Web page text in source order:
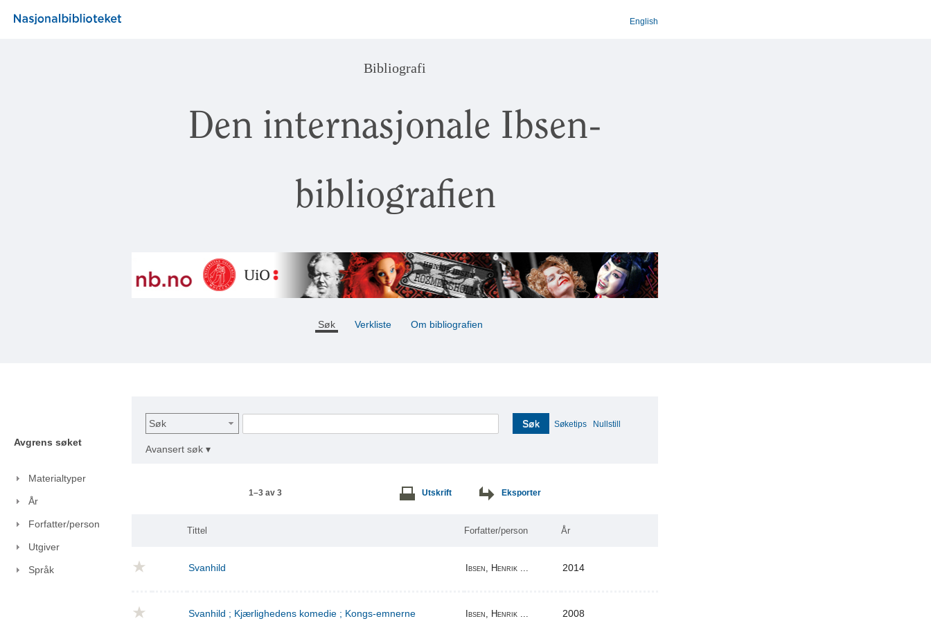
English
Bibliografi
Den internasjonale Ibsen-
bibliografien
Søk Verkliste Om bibliografien
Avgrens søket
Materialtyper
År
Forfatter/person
Utgiver
Språk
Søk Søk Søketips Nullstill
Avansert søk ▾
1–3 av 3 Utskrift Eksporter
Tittel Forfatter/person År
Svanhild Ibsen, Henrik ... 2014
Svanhild ; Kjærlighedens komedie ; Kongs-emnerne Ibsen, Henrik ... 2008